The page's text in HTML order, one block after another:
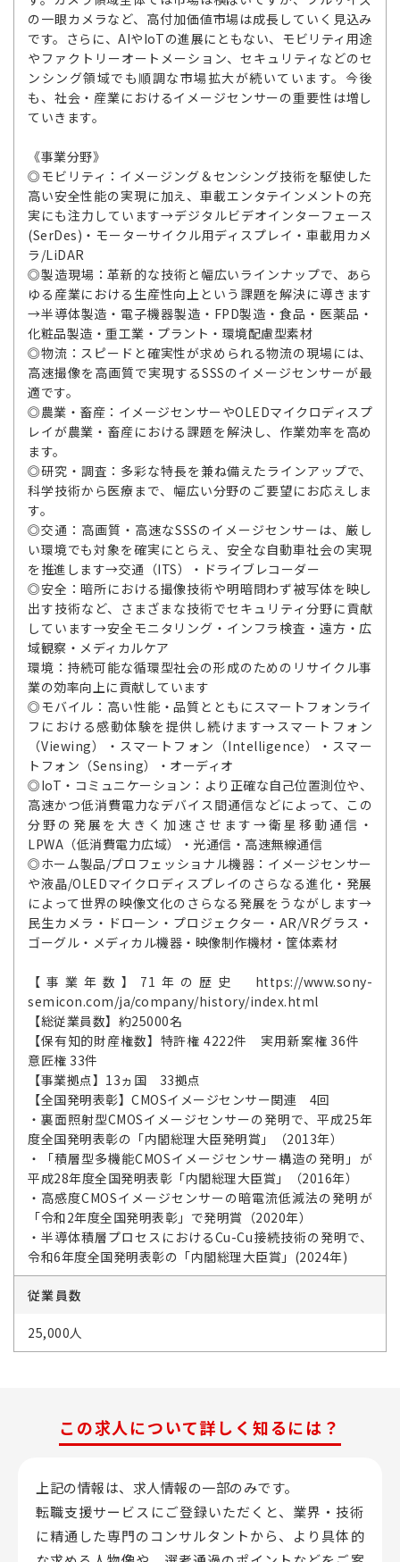
の一眼カメラなど、高付加価値市場は成長していく見込み
です。さらに、AIやIoTの進展にともない、モビリティ用途
やファクトリーオートメーション、セキュリティなどのセ
ンシング領域でも順調な市場拡大が続いています。今後
も、社会・産業におけるイメージセンサーの重要性は増し
ていきます。
《事業分野》
◎モビリティ：イメージング＆センシング技術を駆使した
高い安全性能の実現に加え、車載エンタテインメントの充
実にも注力しています→デジタルビデオインターフェース
(SerDes)・モーターサイクル用ディスプレイ・車載用カメ
ラ/LiDAR
◎製造現場：革新的な技術と幅広いラインナップで、あら
ゆる産業における生産性向上という課題を解決に導きます
→半導体製造・電子機器製造・FPD製造・食品・医薬品・
化粧品製造・重工業・プラント・環境配慮型素材
◎物流：スピードと確実性が求められる物流の現場には、
高速撮像を高画質で実現するSSSのイメージセンサーが最
適です。
◎農業・畜産：イメージセンサーやOLEDマイクロディスプ
レイが農業・畜産における課題を解決し、作業効率を高め
ます。
◎研究・調査：多彩な特長を兼ね備えたラインアップで、
科学技術から医療まで、幅広い分野のご要望にお応えしま
す。
◎交通：高画質・高速なSSSのイメージセンサーは、厳し
い環境でも対象を確実にとらえ、安全な自動車社会の実現
を推進します→交通（ITS）・ドライブレコーダー
◎安全：暗所における撮像技術や明暗問わず被写体を映し
出す技術など、さまざまな技術でセキュリティ分野に貢献
しています→安全モニタリング・インフラ検査・遠方・広
域観察・メディカルケア
環境：持続可能な循環型社会の形成のためのリサイクル事
業の効率向上に貢献しています
◎モバイル：高い性能・品質とともにスマートフォンライ
フにおける感動体験を提供し続けます→スマートフォン
（Viewing）・スマートフォン（Intelligence）・スマー
トフォン（Sensing）・オーディオ
◎IoT・コミュニケーション：より正確な自己位置測位や、
高速かつ低消費電力なデバイス間通信などによって、この
分野の発展を大きく加速させます→衛星移動通信・
LPWA（低消費電力広域）・光通信・高速無線通信
◎ホーム製品/プロフェッショナル機器：イメージセンサー
や液晶/OLEDマイクロディスプレイのさらなる進化・発展
によって世界の映像文化のさらなる発展をうながします→
民生カメラ・ドローン・プロジェクター・AR/VRグラス・
ゴーグル・メディカル機器・映像制作機材・筐体素材
【事業年数】71年の歴史 https://www.sony-
semicon.com/ja/company/history/index.html
【総従業員数】約25000名
【保有知的財産権数】特許権 4222件 実用新案権 36件
意匠権 33件
【事業拠点】13ヵ国 33拠点
【全国発明表彰】CMOSイメージセンサー関連 4回
・裏面照射型CMOSイメージセンサーの発明で、平成25年
度全国発明表彰の「内閣総理大臣発明賞」（2013年）
・「積層型多機能CMOSイメージセンサー構造の発明」が
平成28年度全国発明表彰「内閣総理大臣賞」（2016年）
・高感度CMOSイメージセンサーの暗電流低減法の発明が
「令和2年度全国発明表彰」で発明賞（2020年）
・半導体積層プロセスにおけるCu-Cu接続技術の発明で、
令和6年度全国発明表彰の「内閣総理大臣賞」(2024年)
従業員数
25,000人
この求人について詳しく知るには？
上記の情報は、求人情報の一部のみです。
転職支援サービスにご登録いただくと、業界・技術
に精通した専門のコンサルタントから、 より具体的